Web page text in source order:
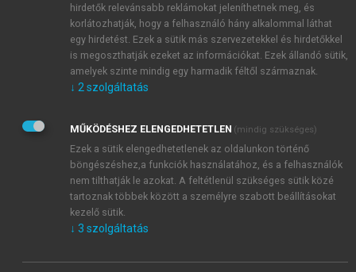
JELSZÓ ÚJRA
Kérek értesítést a MeRSZ újdonságairól, akcióiról.
Kérek értesítést az Akadémiai Kiadó Zrt. újdonságairól,
Adatkezelési tájékoztatóbanfoglaltakat tudomásul
veszem és elfogadom.
Általános vásárlási feltételeket, valamint a szotar.netés a
mersz.huoldalak licencszerződéseiben foglaltakat
tudomásul veszem és elfogadom.
KIPRÓBÁLOM
hirdetők relevánsabb reklámokat jeleníthetnek meg, és
korlátozhatják, hogy a felhasználó hány alkalommal láthat
egy hirdetést. Ezek a sütik más szervezetekkel és hirdetőkkel
is megoszthatják ezeket az információkat. Ezek állandó sütik,
amelyek szinte mindig egy harmadik féltől származnak.
↓ 2 szolgáltatás
MŰKÖDÉSHEZ ELENGEDHETETLEN (mindig szükséges)
Ezek a sütik elengedhetetlenek az oldalunkon történő
böngészéshez,a funkciók használatához, és a felhasználók
nem tilthatják le azokat. A feltétlenül szükséges sütik közé
tartoznak többek között a személyre szabott beállításokat
kezelő sütik.
↓ 3 szolgáltatás